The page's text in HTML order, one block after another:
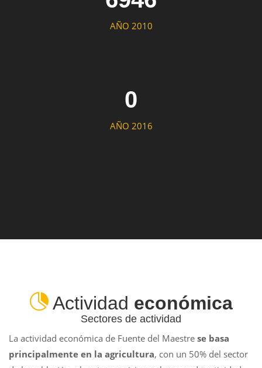
AÑO 2010
0
AÑO 2016
Actividad económica
Sectores de actividad
La actividad económica de Fuente del Maestre se basa
principalmente en la agricultura, con un 50% del sector